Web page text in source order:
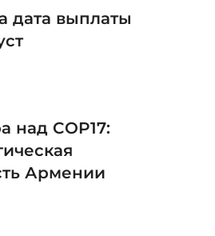
дата выплаты
над COP17:
Армении